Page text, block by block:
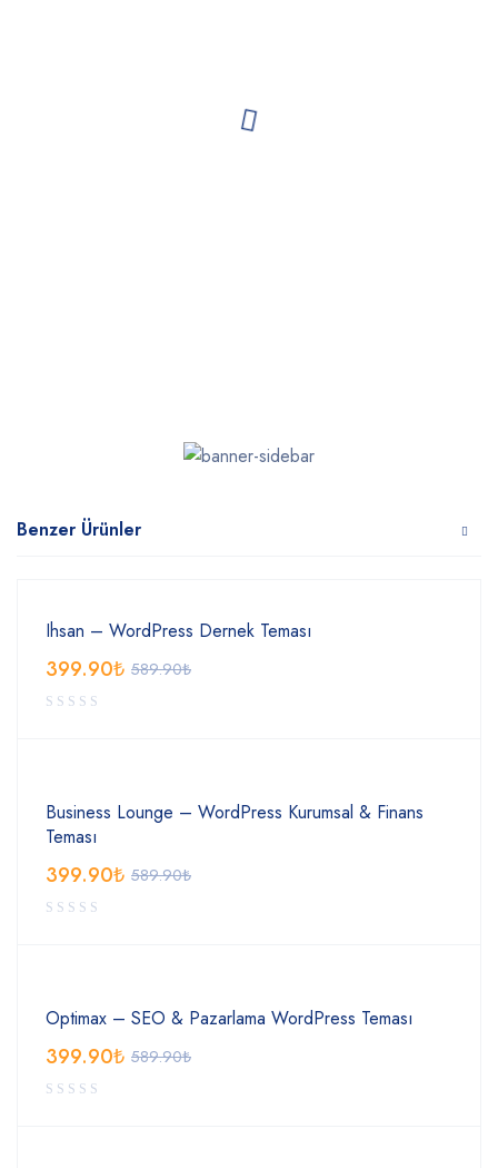
Benzer Ürünler
Ihsan – WordPress Dernek Teması
589.90₺
399.90₺
Business Lounge – WordPress Kurumsal & Finans
Teması
589.90₺
399.90₺
Optimax – SEO & Pazarlama WordPress Teması
589.90₺
399.90₺